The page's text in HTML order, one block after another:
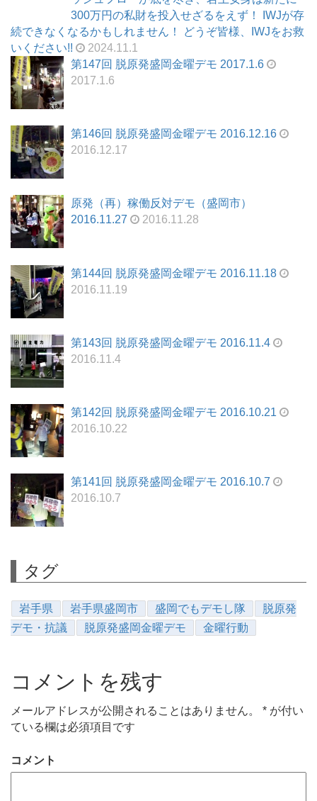
300万円の私財を投入せざるをえず！ IWJが存
続できなくなるかもしれません！ どうぞ皆様、IWJをお救
いください!!
2024.11.1
第147回 脱原発盛岡金曜デモ 2017.1.6
2017.1.6
第146回 脱原発盛岡金曜デモ 2016.12.16
2016.12.17
原発（再）稼働反対デモ（盛岡市）
2016.11.27
2016.11.28
第144回 脱原発盛岡金曜デモ 2016.11.18
2016.11.19
第143回 脱原発盛岡金曜デモ 2016.11.4
2016.11.4
第142回 脱原発盛岡金曜デモ 2016.10.21
2016.10.22
第141回 脱原発盛岡金曜デモ 2016.10.7
2016.10.7
タグ
岩手県 岩手県盛岡市 盛岡でもデモし隊
脱原発
デモ・抗議
脱原発盛岡金曜デモ 金曜行動
コメントを残す
メールアドレスが公開されることはありません。 * が付い
ている欄は必須項目です
コメント